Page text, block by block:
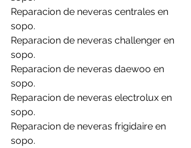
Reparacion de neveras centrales en
sopo.
Reparacion de neveras challenger en
sopo.
Reparacion de neveras daewoo en
sopo.
Reparacion de neveras electrolux en
sopo.
Reparacion de neveras frigidaire en
sopo.